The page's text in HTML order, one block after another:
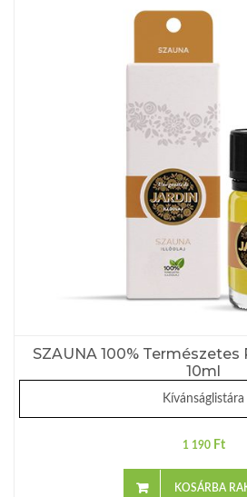
SZAUNA 100%
10ml
Kívánságlistára
1 190 Ft
KOSÁRBA